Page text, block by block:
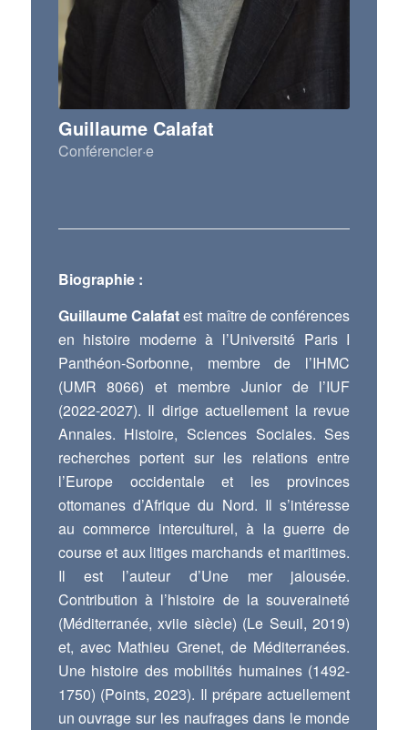
Guillaume Calafat
Conférencier·e
Biographie :
Guillaume Calafatest maître de conférences
en histoire moderne à l’Université Paris I
Panthéon-Sorbonne, membre de l’IHMC
(UMR 8066) et membre Junior de l’IUF
(2022-2027). Il dirige actuellement la revue
Annales. Histoire, Sciences Sociales. Ses
recherches portent sur les relations entre
l’Europe occidentale et les provinces
ottomanes d’Afrique du Nord. Il s’intéresse
au commerce interculturel, à la guerre de
course et aux litiges marchands et maritimes.
Il est l’auteur d’Une mer jalousée.
Contribution à l’histoire de la souveraineté
(Méditerranée, xviie siècle) (Le Seuil, 2019)
et, avec Mathieu Grenet, de Méditerranées.
Une histoire des mobilités humaines (1492-
1750) (Points, 2023). Il prépare actuellement
un ouvrage sur les naufrages dans le monde